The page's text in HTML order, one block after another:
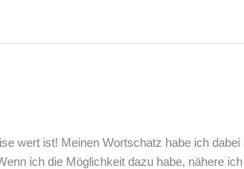
wert ist! Meinen Wortschatz habe ich
ich die Möglichkeit dazu habe, nähere